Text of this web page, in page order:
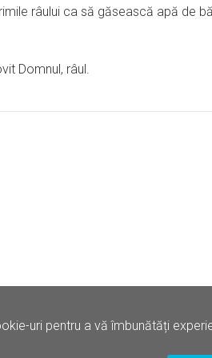
râului ca să găsească apă de
Domnul, râul.
uri pentru a vă îmbunătăți